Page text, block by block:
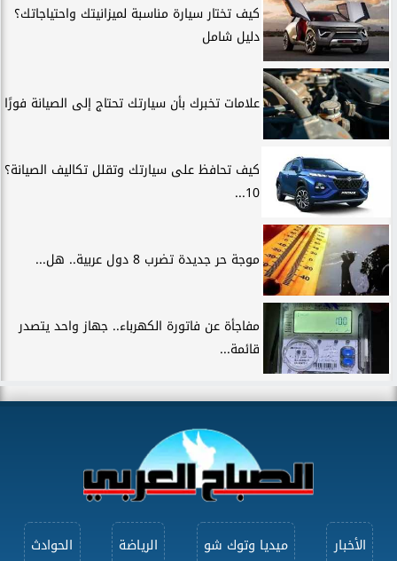
كيف تختار سيارة مناسبة لميزانيتك واحتياجاتك؟
دليل شامل
علامات تخبرك بأن سيارتك تحتاج إلى الصيانة فورًا
كيف تحافظ على سيارتك وتقلل تكاليف الصيانة؟
10...
موجة حر جديدة تضرب 8 دول عربية.. هل...
مفاجأة عن فاتورة الكهرباء.. جهاز واحد يتصدر
قائمة...
الأخبار ميديا وتوك شو الرياضة الحوادث